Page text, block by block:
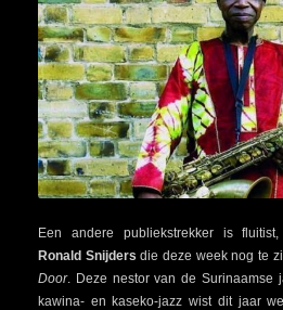
Een andere publiekstrekker is
Ronald Snijders die deze week nog te
Door. Deze nestor van de Surinaamse
kawina- en kaseko-jazz wist dit jaar